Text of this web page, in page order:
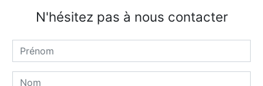
N'hésitez pas à nous contacter